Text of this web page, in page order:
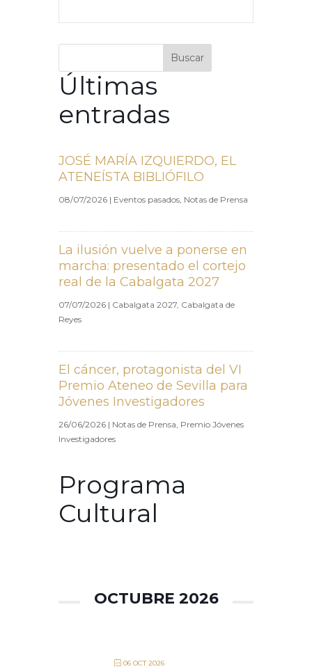
Buscar
Últimas
entradas
JOSÉ MARÍA IZQUIERDO, EL
ATENEÍSTA BIBLIÓFILO
08/07/2026 | Eventos pasados, Notas de Prensa
La ilusión vuelve a ponerse en
marcha: presentado el cortejo
real de la Cabalgata 2027
07/07/2026 | Cabalgata 2027, Cabalgata de
Reyes
El cáncer, protagonista del VI
Premio Ateneo de Sevilla para
Jóvenes Investigadores
26/06/2026 | Notas de Prensa, Premio Jóvenes
Investigadores
Programa
Cultural
OCTUBRE 2026
06 OCT 2026